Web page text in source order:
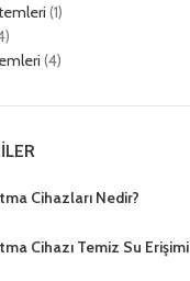
(1)
(4)
Cihazları Nedir?
Cihazı Temiz Su Erişimi